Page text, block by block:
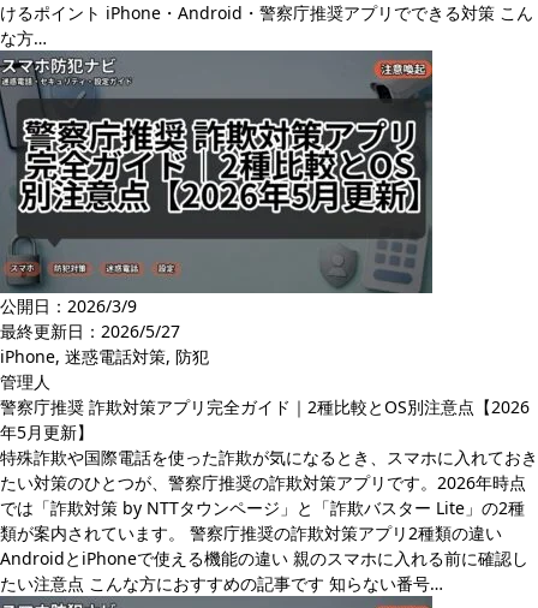
けるポイント iPhone・Android・警察庁推奨アプリでできる対策 こん
な方…
公開日：2026/3/9
最終更新日： 2026/5/27
iPhone, 迷惑電話対策, 防犯
管理人
警察庁推奨 詐欺対策アプリ完全ガイド｜2種比較とOS別注意点【2026
年5月更新】
特殊詐欺や国際電話を使った詐欺が気になるとき、スマホに入れておき
たい対策のひとつが、警察庁推奨の詐欺対策アプリです。2026年時点
では「詐欺対策 by NTTタウンページ」と「詐欺バスター Lite」の2種
類が案内されています。 警察庁推奨の詐欺対策アプリ2種類の違い
AndroidとiPhoneで使える機能の違い 親のスマホに入れる前に確認し
たい注意点 こんな方におすすめの記事です 知らない番号…